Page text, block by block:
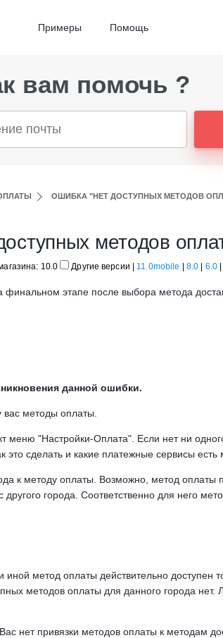
Примеры Помощь
вам помочь ?
ОШИБКА "НЕТ ДОСТУПНЫХ МЕТОДОВ
методов
10.0 Другие версии 11.0mobile 8.0 6.0
этапе после выбора метода
данной ошибки.
вас методы оплаты.
меню "Настройки-Оплата". Если нет ни
это сделать и какие платежные сервисы есть
к методу оплаты. Возможно, метод
города. Соответственно для него
иной метод оплаты действительно доступен
методов оплаты для данного города
нет привязки методов оплаты к методам